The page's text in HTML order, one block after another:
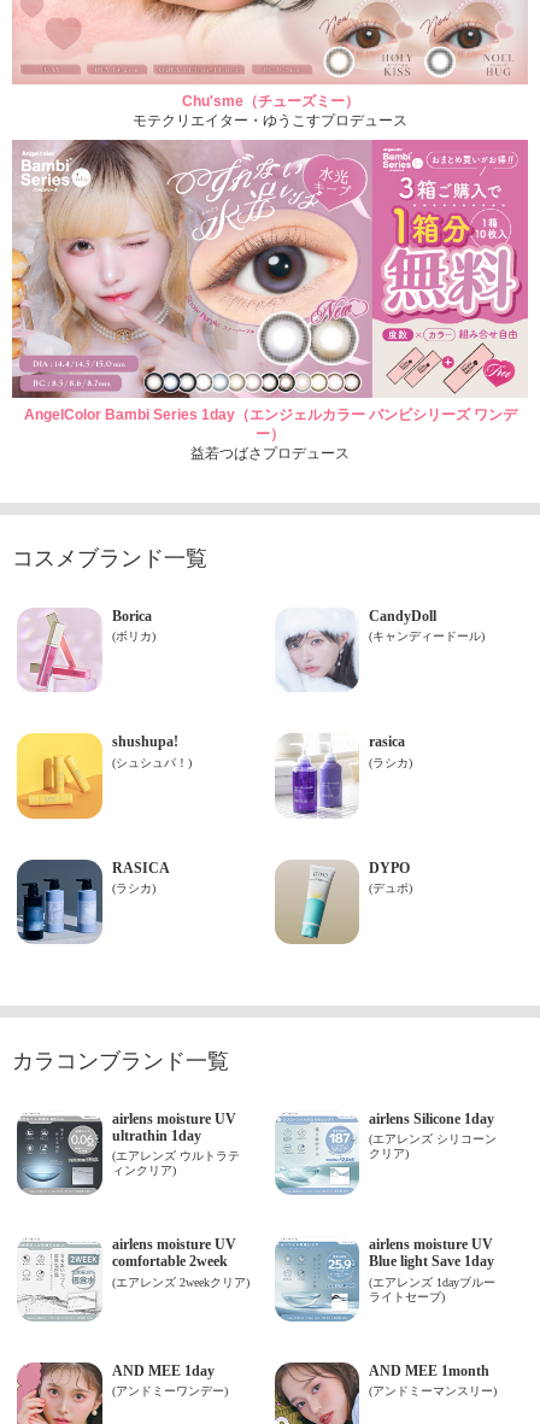
Chu'sme（チューズミー）
モテクリエイター・ゆうこすプロデュース
AngelColor Bambi Series 1day（エンジェルカラー バンビシリーズ ワンデ
ー）
益若つばさプロデュース
コスメブランド一覧
カラコンブランド一覧